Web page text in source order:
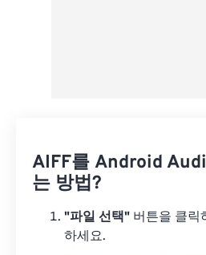
AIFF를 Android
는 방법?
"파일 선택" 버튼을 클릭
하세요.